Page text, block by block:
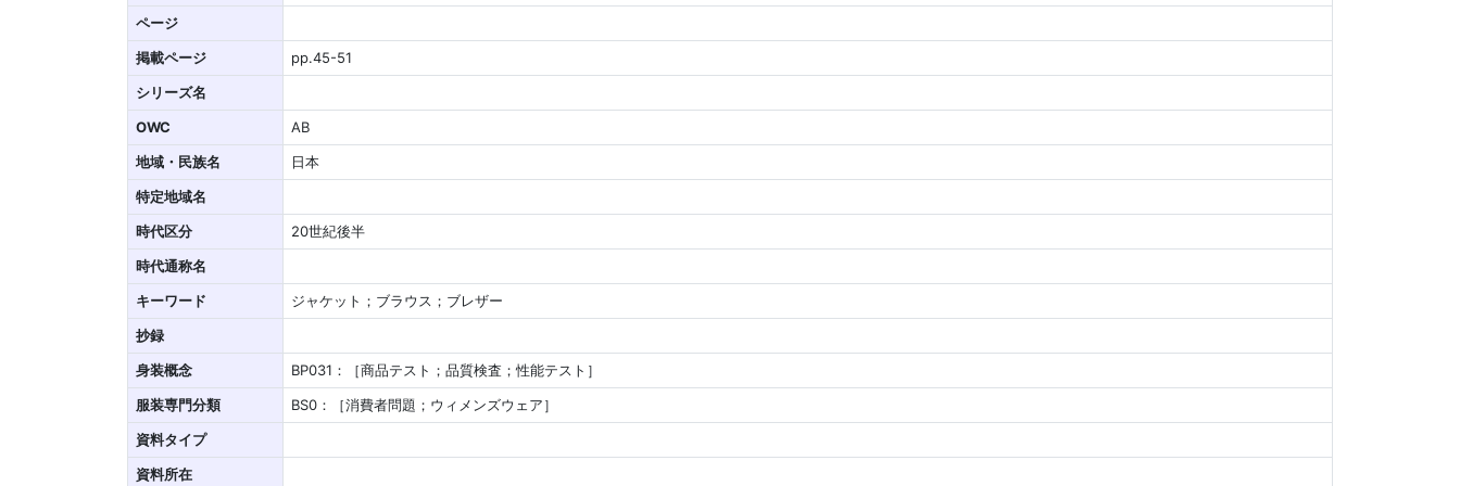
ページ
掲載ページ
pp.45-51
シリーズ名
OWC
AB
地域・民族名
日本
特定地域名
時代区分
20世紀後半
時代通称名
キーワード
ジャケット；ブラウス；ブレザー
抄録
身装概念
BP031：［商品テスト；品質検査；性能テスト］
服装専門分類
BS0：［消費者問題；ウィメンズウェア］
資料タイプ
資料所在